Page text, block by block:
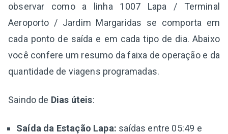
observar como a linha 1007 Lapa / Terminal
Aeroporto / Jardim Margaridas se comporta em
cada ponto de saída e em cada tipo de dia. Abaixo
você confere um resumo da faixa de operação e da
quantidade de viagens programadas.
Saindo de Dias úteis:
Saída da Estação Lapa: saídas entre 05:49 e